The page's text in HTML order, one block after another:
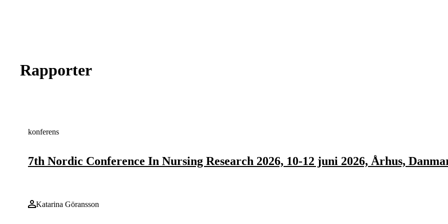
Rapporter
konferens
7th Nordic Conference In Nursing Research 2026, 10-12 juni 2026, Århus,
Katarina Göransson